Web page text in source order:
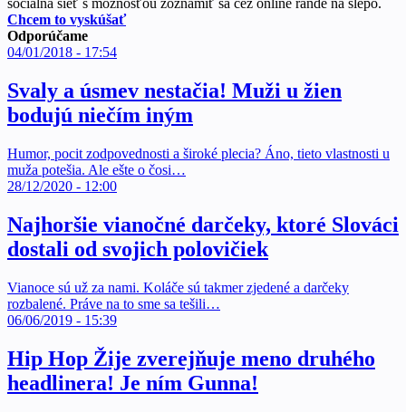
sociálna sieť s možnosťou zoznámiť sa cez online rande na slepo.
Chcem to vyskúšať
Odporúčame
04/01/2018 - 17:54
Svaly a úsmev nestačia! Muži u žien
bodujú niečím iným
Humor, pocit zodpovednosti a široké plecia? Áno, tieto vlastnosti u
muža potešia. Ale ešte o čosi…
28/12/2020 - 12:00
Najhoršie vianočné darčeky, ktoré Slováci
dostali od svojich polovičiek
Vianoce sú už za nami. Koláče sú takmer zjedené a darčeky
rozbalené. Práve na to sme sa tešili…
06/06/2019 - 15:39
Hip Hop Žije zverejňuje meno druhého
headlinera! Je ním Gunna!